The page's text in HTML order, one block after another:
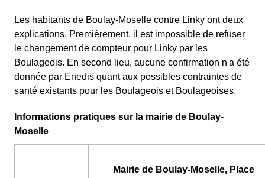
Les habitants de Boulay-Moselle contre Linky ont deux
explications. Premièrement, il est impossible de refuser
le changement de compteur pour Linky par les
Boulageois. En second lieu, aucune confirmation n'a été
donnée par Enedis quant aux possibles contraintes de
santé existants pour les Boulageois et Boulageoises.
Informations pratiques sur la mairie de Boulay-
Moselle
Mairie de Boulay-Moselle, Place